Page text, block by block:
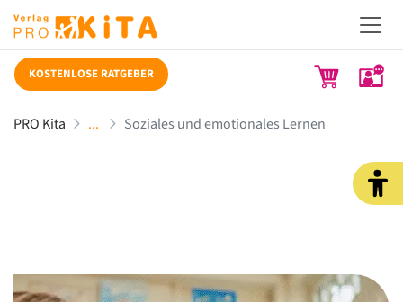
KOSTENLOSE RATGEBER
PRO Kita Soziales und emotionales Lernen